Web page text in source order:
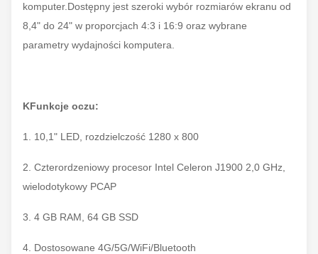
komputer.Dostępny jest szeroki wybór rozmiarów ekranu od
8,4" do 24" w proporcjach 4:3 i 16:9 oraz wybrane
parametry wydajności komputera.
KFunkcje oczu:
1. 10,1" LED, rozdzielczość 1280 x 800
2. Czterordzeniowy procesor Intel Celeron J1900 2,0 GHz,
wielodotykowy PCAP
3. 4 GB RAM, 64 GB SSD
4. Dostosowane 4G/5G/WiFi/Bluetooth